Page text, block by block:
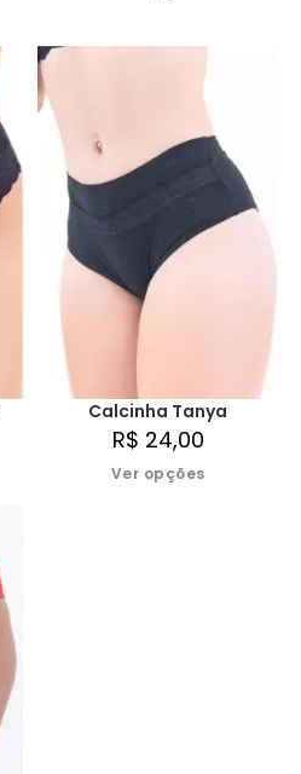
Calcinha Tanya
R$ 24,00
Ver opções